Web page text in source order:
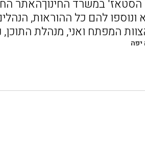
במשרד החינוךהאתר
ונוספו להם כל ההוראות,
המפתח ואני, מנהלת